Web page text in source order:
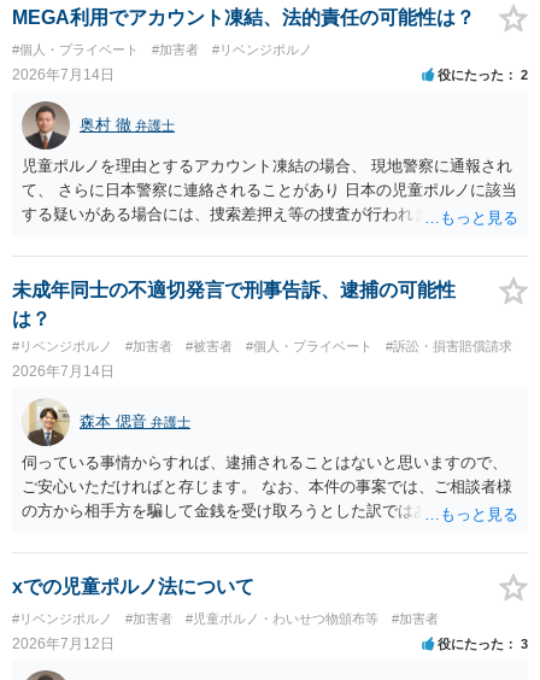
MEGA利用でアカウント凍結、法的責任の可能性は？
#個人・プライベート #加害者 #リベンジポルノ
2026年7月14日 役にたった 2
奥村 徹 弁護士
児童ポルノを理由とするアカウント凍結の場合、 現地警察に通報され
て、 さらに日本警察に連絡されることがあり 日本の児童ポルノに該当
する疑いがある場合には、捜索差押え等の捜査が行われます。 実際に
ください。
未成年同士の不適切発言で刑事告訴、逮捕の可能性
は？
#リベンジポルノ #加害者 #被害者 #個人・プライベート #訴訟・損害賠償請求
2026年7月14日
森本 偲音 弁護士
伺っている事情からすれば、逮捕されることはないと思いますので、
ご安心いただければと存じます。 なお、本件の事案では、ご相談者様
の方から相手方を騙して金銭を受け取ろうとした訳ではありませんの
xでの児童ポルノ法について
#リベンジポルノ #加害者 #児童ポルノ・わいせつ物頒布等 #加害者
2026年7月12日 役にたった 3